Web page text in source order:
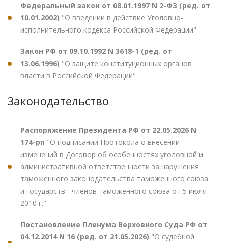
Федеральный закон от 08.01.1997 N 2-ФЗ (ред. от
10.01.2002) "О введении в действие Уголовно-
исполнительного кодекса Российской Федерации"
Закон РФ от 09.10.1992 N 3618-1 (ред. от
13.06.1996) "О защите конституционных органов
власти в Российской Федерации"
Законодательство
Распоряжение Президента РФ от 22.05.2026 N
174-рп "О подписании Протокола о внесении
изменений в Договор об особенностях уголовной и
административной ответственности за нарушения
таможенного законодательства таможенного союза
и государств - членов таможенного союза от 5 июля
2010 г."
Постановление Пленума Верховного Суда РФ от
04.12.2014 N 16 (ред. от 21.05.2026) "О судебной